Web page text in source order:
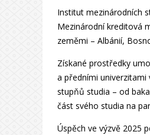
Institut mezinárodních
Mezinárodní kreditová
zeměmi – Albánií,
Získané prostředky
a předními univerzitami
stupňů studia – od
část svého studia na
Úspěch ve výzvě 2025